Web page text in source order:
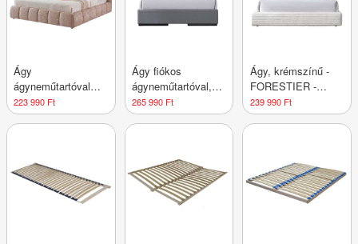
Ágy
ágyneműtartóval
160 cm, bézs -
MARGUERITE -
223 990 Ft
Ágy fiókos
ágyneműtartóval,
160 cm, szürke -
SAFRAN - Butopêa
265 990 Ft
Ágy, krémszínű -
FORESTIER -
Butopêa
239 990 Ft